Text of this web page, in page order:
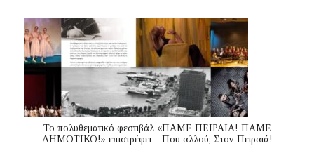
Το πολυθεματικό φεστιβάλ «ΠΑΜΕ ΠΕΙΡΑΙΑ! ΠΑΜΕ
ΔΗΜΟΤΙΚΟ!» επιστρέφει – Που αλλού; Στον Πειραιά!